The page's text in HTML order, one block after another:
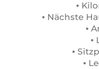
⦁
⦁ Nächste
⦁
⦁
⦁
⦁